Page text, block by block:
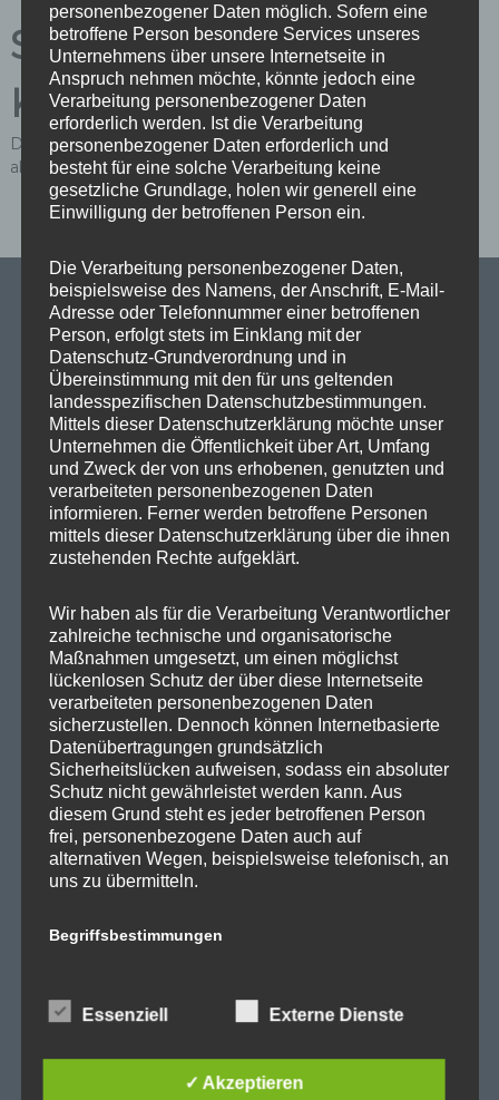
Schreibe einen
Kommentar
Du musstangemeldetsein, um einen Kommentar
abzugeben.
SPD Links
SPD in Europaparlament
SPD Deutschland
SPD Bundestragsfraktion
SPD Berlin
SPD Reinickendorf
SPD Fraktion in der BVV
SPD Berliner Mitte
Wichtige Links
SPD in Startseite
Abgeordnetenhaus
Aktuelles
personenbezogener Daten möglich. Sofern eine
betroffene Person besondere Services unseres
Unternehmens über unsere Internetseite in
Anspruch nehmen möchte, könnte jedoch eine
Verarbeitung personenbezogener Daten
erforderlich werden. Ist die Verarbeitung
personenbezogener Daten erforderlich und
besteht für eine solche Verarbeitung keine
gesetzliche Grundlage, holen wir generell eine
Einwilligung der betroffenen Person ein.
Die Verarbeitung personenbezogener Daten,
beispielsweise des Namens, der Anschrift, E-Mail-
Adresse oder Telefonnummer einer betroffenen
Person, erfolgt stets im Einklang mit der
Datenschutz-Grundverordnung und in
Übereinstimmung mit den für uns geltenden
landesspezifischen Datenschutzbestimmungen.
Mittels dieser Datenschutzerklärung möchte unser
Unternehmen die Öffentlichkeit über Art, Umfang
und Zweck der von uns erhobenen, genutzten und
verarbeiteten personenbezogenen Daten
informieren. Ferner werden betroffene Personen
mittels dieser Datenschutzerklärung über die ihnen
zustehenden Rechte aufgeklärt.
Wir haben als für die Verarbeitung Verantwortlicher
zahlreiche technische und organisatorische
Maßnahmen umgesetzt, um einen möglichst
lückenlosen Schutz der über diese Internetseite
verarbeiteten personenbezogenen Daten
sicherzustellen. Dennoch können Internetbasierte
Datenübertragungen grundsätzlich
Sicherheitslücken aufweisen, sodass ein absoluter
Schutz nicht gewährleistet werden kann. Aus
diesem Grund steht es jeder betroffenen Person
frei, personenbezogene Daten auch auf
alternativen Wegen, beispielsweise telefonisch, an
uns zu übermitteln.
Begriffsbestimmungen
Begrifflichkeiten, die durch den Europäischen
Richtlinien- und Verordnungsgeber beim Erlass
verwendet wurden. Unsere Datenschutzerklärung
soll sowohl für die Öffentlichkeit als auch für
Essenziell Externe Dienste
✓ Akzeptieren